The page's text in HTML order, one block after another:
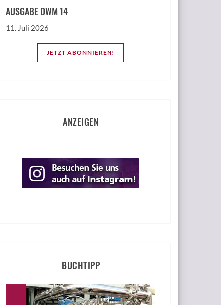
AUSGABE DWM 14
11. Juli 2026
JETZT ABONNIEREN!
ANZEIGEN
BUCHTIPP